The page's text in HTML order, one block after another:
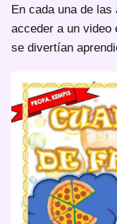
En cada una de
acceder a un video
se divertían